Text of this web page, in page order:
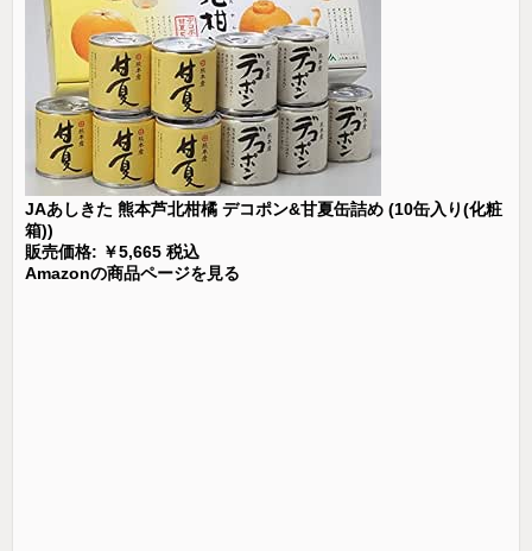
JAあしきた 熊本芦北柑橘 デコポン&甘夏缶詰め (10缶入り(化粧
箱))
販売価格: ￥5,665 税込
Amazonの商品ページを見る